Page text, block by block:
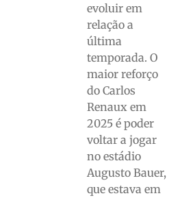
evoluir em
relação a
última
temporada. O
maior reforço
do Carlos
Renaux em
2025 é poder
voltar a jogar
no estádio
Augusto Bauer,
que estava em